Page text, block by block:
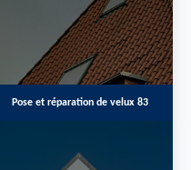
Pose et réparation de velux 83